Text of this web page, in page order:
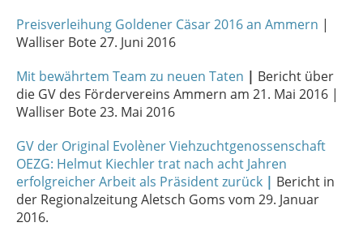
Preisverleihung Goldener Cäsar 2016 an Ammern |
Walliser Bote 27. Juni 2016
Mit bewährtem Team zu neuen Taten | Bericht über
die GV des Fördervereins Ammern am 21. Mai 2016 |
Walliser Bote 23. Mai 2016
GV der Original Evolèner Viehzuchtgenossenschaft
OEZG: Helmut Kiechler trat nach acht Jahren
erfolgreicher Arbeit als Präsident zurück | Bericht in
der Regionalzeitung Aletsch Goms vom 29. Januar
2016.